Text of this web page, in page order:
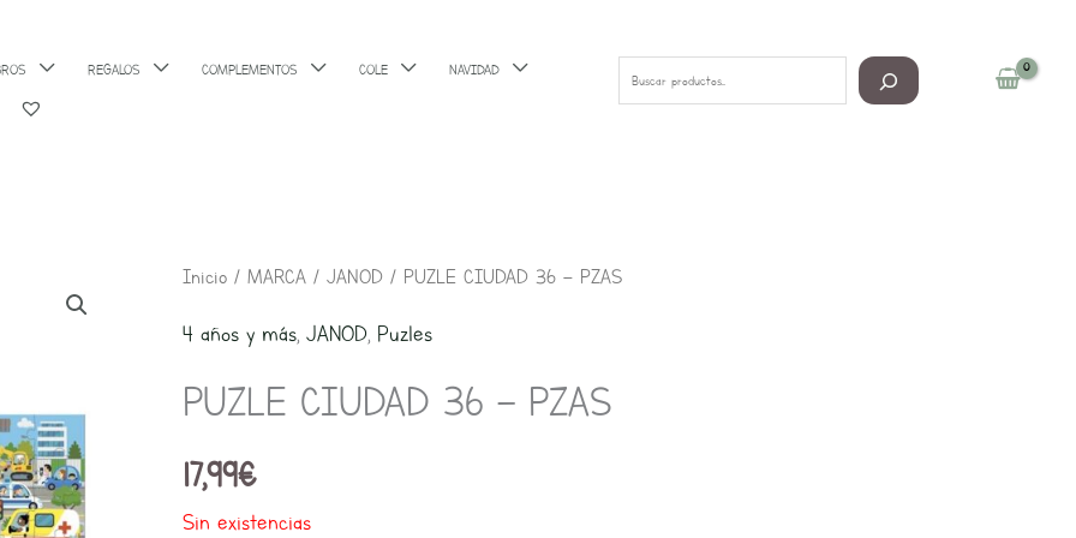
REGALOS COMPLEMENTOS COLE NAVIDAD
Inicio / MARCA / JANOD / PUZLE CIUDAD 36 – PZAS
4 años y más, JANOD, Puzles
PUZLE CIUDAD 36 – PZAS
17,99€
Sin existencias